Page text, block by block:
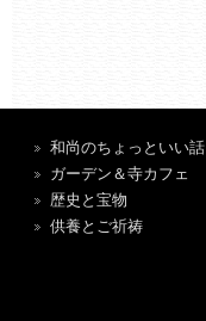
和尚のちょっといい話
ガーデン＆寺カフェ
歴史と宝物
供養とご祈祷